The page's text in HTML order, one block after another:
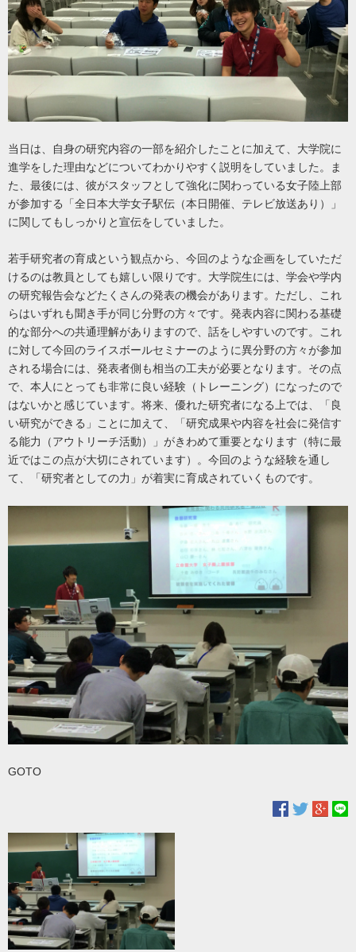
当日は、自身の研究内容の一部を紹介したことに加えて、大学院に
進学をした理由などについてわかりやすく説明をしていました。ま
た、最後には、彼がスタッフとして強化に関わっている女子陸上部
が参加する「全日本大学女子駅伝（本日開催、テレビ放送あり）」
に関してもしっかりと宣伝をしていました。
若手研究者の育成という観点から、今回のような企画をしていただ
けるのは教員としても嬉しい限りです。大学院生には、学会や学内
の研究報告会などたくさんの発表の機会があります。ただし、これ
らはいずれも聞き手が同じ分野の方々です。発表内容に関わる基礎
的な部分への共通理解がありますので、話をしやすいのです。これ
に対して今回のライスボールセミナーのように異分野の方々が参加
される場合には、発表者側も相当の工夫が必要となります。その点
で、本人にとっても非常に良い経験（トレーニング）になったので
はないかと感じています。将来、優れた研究者になる上では、「良
い研究ができる」ことに加えて、「研究成果や内容を社会に発信す
る能力（アウトリーチ活動）」がきわめて重要となります（特に最
近ではこの点が大切にされています）。今回のような経験を通し
て、「研究者としての力」が着実に育成されていくものです。
GOTO